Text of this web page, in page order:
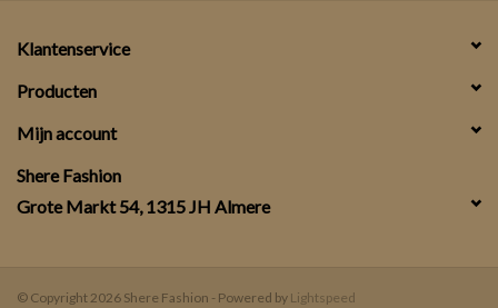
Klantenservice
Producten
Mijn account
Shere Fashion
Grote Markt 54, 1315 JH Almere
© Copyright 2026 Shere Fashion - Powered by Lightspeed